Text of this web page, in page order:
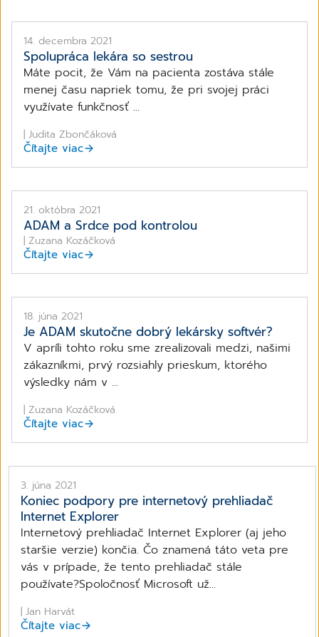
14. decembra 2021
Spolupráca lekára so sestrou
Máte pocit, že Vám na pacienta zostáva stále
menej času napriek tomu, že pri svojej práci
využívate funkčnosť ...
| Judita Zbončáková
Čítajte viac
21. októbra 2021
ADAM a Srdce pod kontrolou
| Zuzana Kozáčková
Čítajte viac
18. júna 2021
Je ADAM skutočne dobrý lekársky softvér?
V apríli tohto roku sme zrealizovali medzi, našimi
zákazníkmi, prvý rozsiahly prieskum, ktorého
výsledky nám v ...
| Zuzana Kozáčková
Čítajte viac
3. júna 2021
Koniec podpory pre internetový prehliadač
Internet Explorer
Internetový prehliadač Internet Explorer (aj jeho
staršie verzie) končia. Čo znamená táto veta pre
vás v prípade, že tento prehliadač stále
používate?​Spoločnosť Microsoft už...
| Jan Harvát
Čítajte viac